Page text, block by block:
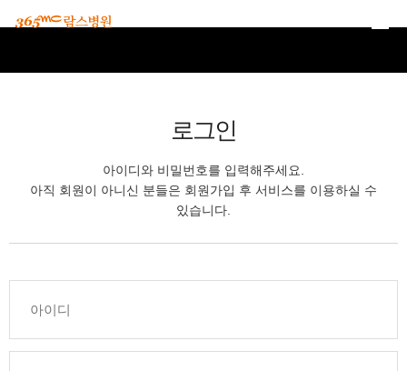
로그인
아이디와 비밀번호를 입력해주세요.
아직 회원이 아니신 분들은 회원가입 후 서비스를 이용하실 수
있습니다.